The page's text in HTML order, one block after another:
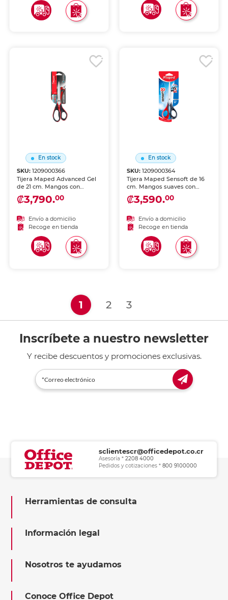
En stock
SKU:1209000366
Tijera Maped Advanced Gel
de 21 cm. Mangos con
insertos de gel para agarre
cómodo y antideslizante.
mayor tamaño para cortes
amplios. Ideal para oficina y
manualidades.
₡3,790.00
Envío a domicilio
Recoge en tienda
En stock
SKU: 1209000364
Tijera Maped Sensoft de 16
cm. Mangos suaves con
almohadillas de gel SIM
(Soft Inside Material) para
de acero inoxidable. Tamaño
intermedio versátil. Ideal
para escuela y oficina.
₡3,590.00
Envío a domicilio
Recoge en tienda
1 (current)
2 3
Inscríbete a nuestro newsletter
Y recibe descuentos y promociones exclusivas.
sclientescr@officedepot.co.cr
Asesoría *2208 4000
Pedidos y cotizaciones *800 9100000
Herramientas de consulta
Información legal
Nosotros te ayudamos
Conoce Office Depot